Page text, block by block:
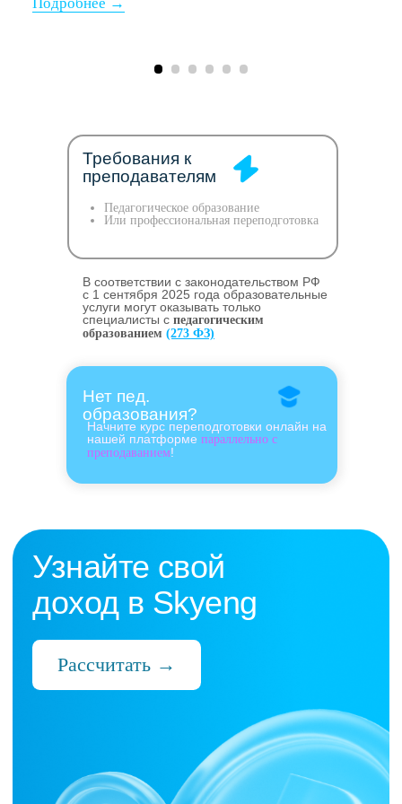
Педагогическое образование
Или профессиональная переподготовка
В соответствии с законодательством РФ
c 1 сентября 2025 года образовательные
услуги могут оказывать только
специалисты с педагогическим
образованием (273 ФЗ)
Начните курс переподготовки онлайн на
нашей платформе параллельно с
преподаванием!
Требования к
преподавателям
Нет пед.
образования?
Нас выбрали 10 000+
которые ценят:
Время
Готовые планы и материалы, онлайн-
платформа с автопроверкой заданий,
поддержка 24/7 и никакой бюрократии
Деньги
без штрафов и переработок, скрытых
условий и неприятных сюрпризов
Уважение к преподавателю и его